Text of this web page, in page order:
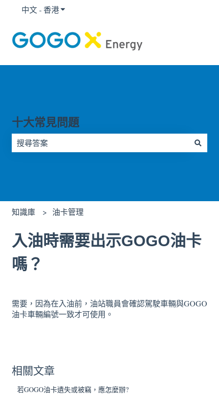
中文 - 香港顯示要翻譯的子選單
十大常見問題
知識庫 油卡管理
入油時需要出示GOGO油卡
嗎？
需要，因為在入油前，油站職員會確認駕駛車輛與GOGO
油卡車輛編號一致才可使用。
相關文章
若GOGO油卡遺失或被竊，應怎麼辦?